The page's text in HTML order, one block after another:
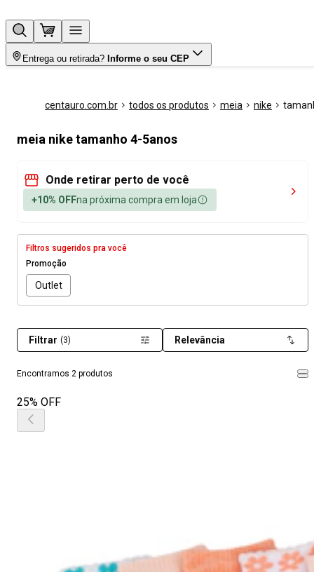
Entrega ou retirada? Informe o seu CEP
centauro.com.br todos os produtos meia nike
meia nike tamanho 4-5anos
Onde retirar perto de você
+10% OFFna próxima compra em loja
Filtros sugeridos pra você
Promoção
Outlet
Encontramos 2 produtos
Filtrar (3) Relevância
25% OFF